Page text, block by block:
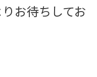
お待ちしてお